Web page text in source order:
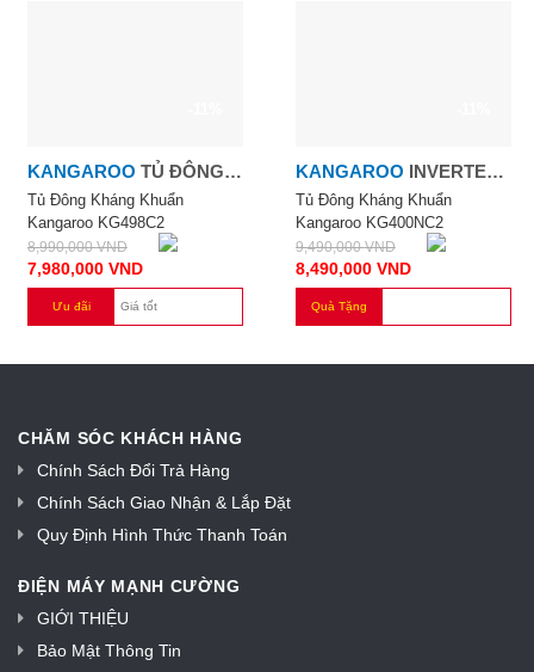
KANGAROO TỦ ĐÔNG
KHÁNG KHUẨN
KANGAROO KG498C2
Tủ Đông Kháng Khuẩn
Kangaroo KG498C2
8,990,000VND
7,980,000 VND
Ưu đãi Giá tốt
KANGAROO INVERTER
400 LÍT
Tủ Đông Kháng Khuẩn
Kangaroo KG400NC2
9,490,000VND
8,490,000 VND
Quà Tặng
CHĂM SÓC KHÁCH HÀNG
Chính Sách Đổi Trả Hàng
Chính Sách Giao Nhận & Lắp Đặt
Quy Định Hình Thức Thanh Toán
ĐIỆN MÁY MẠNH CƯỜNG
GIỚI THIỆU
Bảo Mật Thông Tin